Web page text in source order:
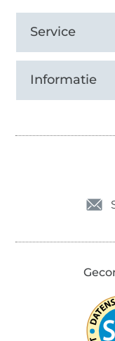
Service
Informatie